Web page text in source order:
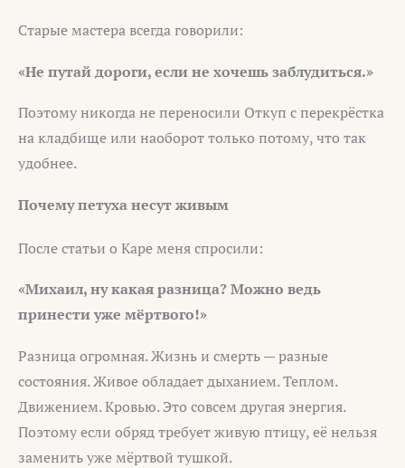
Старые мастера всегда говорили:
«Не путай дороги, если не хочешь заблудиться.»
Поэтому никогда не переносили Откуп с перекрёстка
на кладбище или наоборот только потому, что так
удобнее.
Почему петуха несут живым
После статьи о Каре меня спросили:
«Михаил, ну какая разница? Можно ведь
принести уже мёртвого!»
Разница огромная. Жизнь и смерть — разные
состояния. Живое обладает дыханием. Теплом.
Движением. Кровью. Это совсем другая энергия.
Поэтому если обряд требует живую птицу, её нельзя
заменить уже мёртвой тушкой.